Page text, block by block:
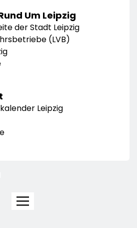
Um Leipzig
der Stadt Leipzig
(LVB)
Leipzig